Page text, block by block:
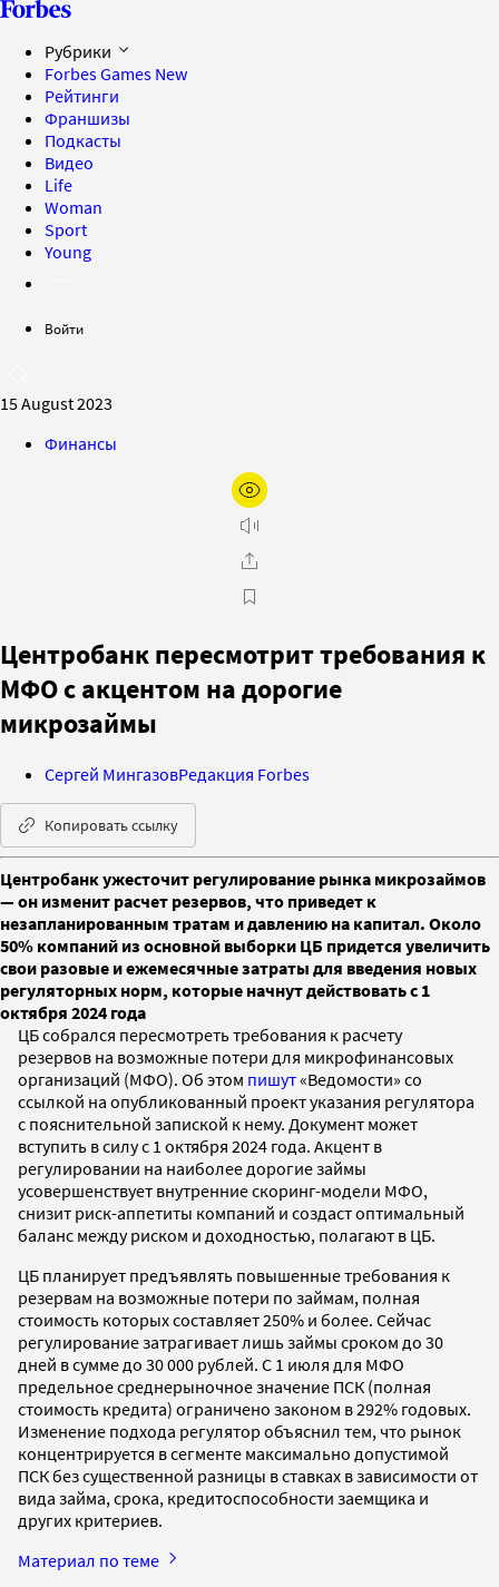
Рубрики
Forbes Games New
Рейтинги
Франшизы
Подкасты
Видео
Life
Woman
Sport
Young
Войти
15 August 2023
Финансы
Центробанк пересмотрит требования к
МФО с акцентом на дорогие
микрозаймы
Сергей МингазовРедакция Forbes
Копировать ссылку
Центробанк ужесточит регулирование рынка микрозаймов
— он изменит расчет резервов, что приведет к
незапланированным тратам и давлению на капитал. Около
50% компаний из основной выборки ЦБ придется увеличить
свои разовые и ежемесячные затраты для введения новых
регуляторных норм, которые начнут действовать с 1
октября 2024 года
ЦБ собрался пересмотреть требования к расчету
резервов на возможные потери для микрофинансовых
организаций (МФО). Об этом пишут«Ведомости» со
ссылкой на опубликованный проект указания регулятора
с пояснительной запиской к нему. Документ может
вступить в силу с 1 октября 2024 года. Акцент в
регулировании на наиболее дорогие займы
усовершенствует внутренние скоринг-модели МФО,
снизит риск-аппетиты компаний и создаст оптимальный
баланс между риском и доходностью, полагают в ЦБ.
ЦБ планирует предъявлять повышенные требования к
резервам на возможные потери по займам, полная
стоимость которых составляет 250% и более. Сейчас
регулирование затрагивает лишь займы сроком до 30
дней в сумме до 30 000 рублей. С 1 июля для МФО
предельное среднерыночное значение ПСК (полная
стоимость кредита) ограничено законом в 292% годовых.
Изменение подхода регулятор объяснил тем, что рынок
концентрируется в сегменте максимально допустимой
ПСК без существенной разницы в ставках в зависимости от
вида займа, срока, кредитоспособности заемщика и
других критериев.
Материал по теме